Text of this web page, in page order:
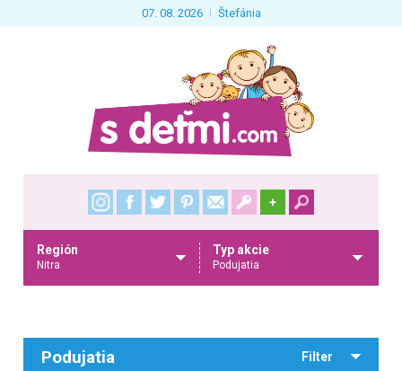
07. 08. 2026 Štefánia
+
Región
Nitra
Typ akcie
Podujatia
Podujatia Filter